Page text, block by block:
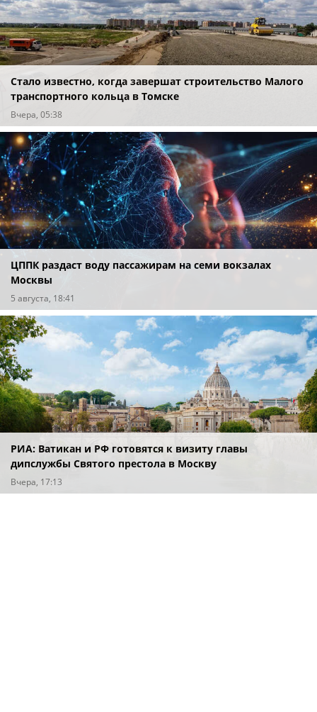
Стало известно, когда завершат строительство Малого
транспортного кольца в Томске
Вчера, 05:38
ЦППК раздаст воду пассажирам на семи вокзалах
Москвы
5 августа, 18:41
РИА: Ватикан и РФ готовятся к визиту главы
дипслужбы Святого престола в Москву
Вчера, 17:13